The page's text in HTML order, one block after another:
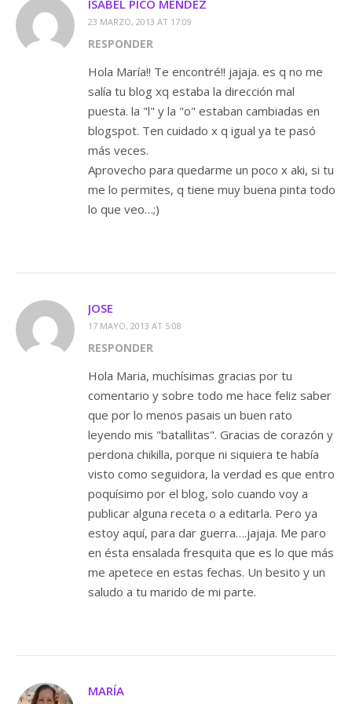
ISABEL PICO MÉNDEZ
23 MARZO, 2013 AT 17:09
RESPONDER
Hola María!! Te encontré!! jajaja. es q no me
salía tu blog xq estaba la dirección mal
puesta. la "l" y la "o" estaban cambiadas en
blogspot. Ten cuidado x q igual ya te pasó
más veces.
Aprovecho para quedarme un poco x aki, si tu
me lo permites, q tiene muy buena pinta todo
lo que veo…;)
JOSE
17 MAYO, 2013 AT 5:08
RESPONDER
Hola Maria, muchísimas gracias por tu
comentario y sobre todo me hace feliz saber
que por lo menos pasais un buen rato
leyendo mis "batallitas". Gracias de corazón y
perdona chikilla, porque ni siquiera te había
visto como seguidora, la verdad es que entro
poquísimo por el blog, solo cuando voy a
publicar alguna receta o a editarla. Pero ya
estoy aquí, para dar guerra….jajaja. Me paro
en ésta ensalada fresquita que es lo que más
me apetece en estas fechas. Un besito y un
saludo a tu marido de mi parte.
MARÍA